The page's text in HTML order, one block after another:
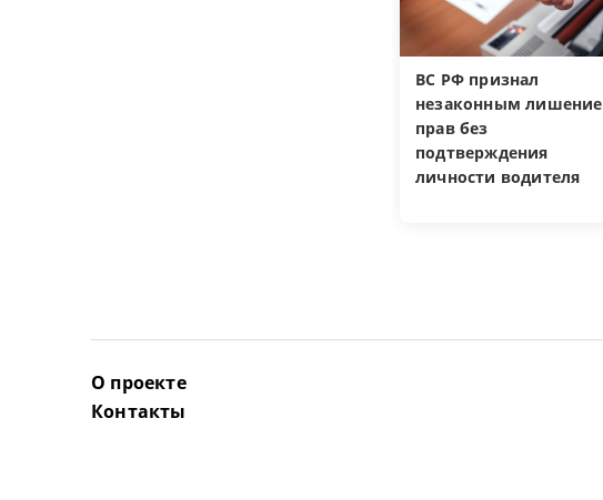
ВС РФ признал
незаконным лишение
прав без
подтверждения
личности водителя
О проекте
Контакты